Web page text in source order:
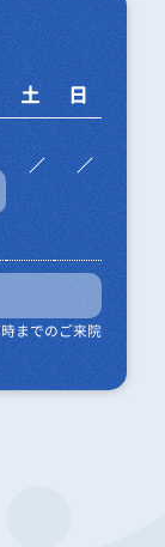
土
日
までのご来院